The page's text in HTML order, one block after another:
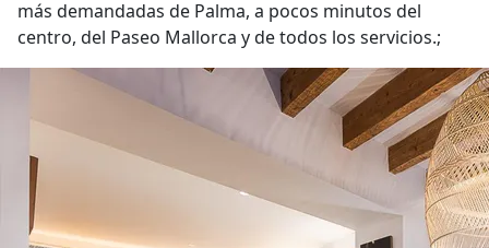
más demandadas de Palma, a pocos minutos del
centro, del Paseo Mallorca y de todos los servicios.;